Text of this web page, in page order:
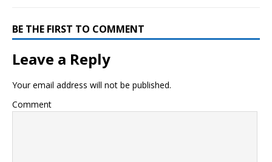
BE THE FIRST TO COMMENT
Leave a Reply
Your email address will not be published.
Comment